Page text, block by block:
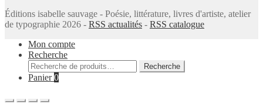
Éditions isabelle sauvage - Poésie, littérature, livres d'artiste, atelier
de typographie 2026 - RSS actualités - RSS catalogue
Mon compte
Recherche
Recherche
pour :
Recherche
Panier0